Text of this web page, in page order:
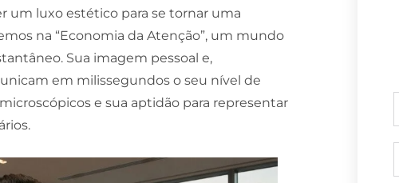
um luxo estético para se tornar uma
na “Economia da Atenção”, um mundo
Sua imagem pessoal e,
em milissegundos o seu nível de
e sua aptidão para representar